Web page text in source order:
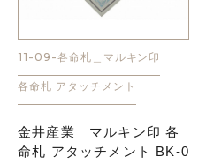
11-09-各命札＿マルキン印
各命札 アタッチメント
金井産業 マルキン印 各
命札 アタッチメント BK-0